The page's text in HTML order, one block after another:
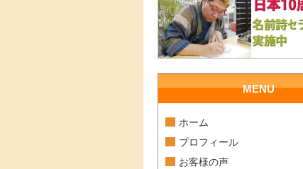
MENU
ホーム
プロフィール
お客様の声